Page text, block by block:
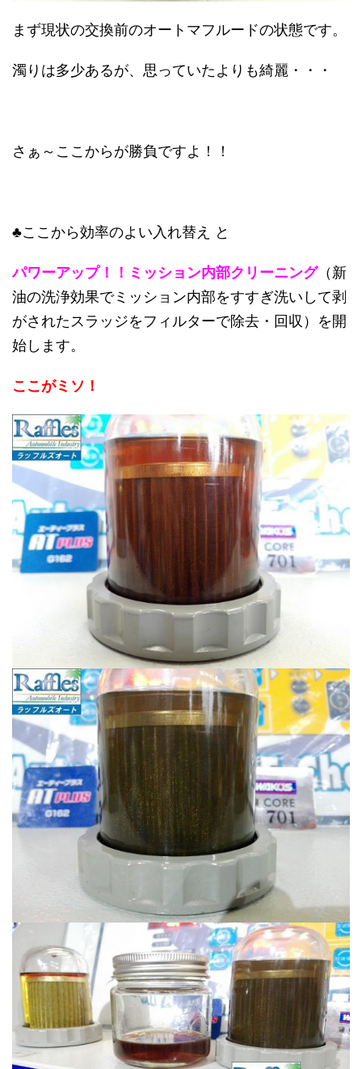
まず現状の交換前のオートマフルードの状態です。
濁りは多少あるが、思っていたよりも綺麗・・・
さぁ～ここからが勝負ですよ！！
♣ここから効率のよい入れ替え と
パワーアップ！！ミッション内部クリーニング（新
油の洗浄効果でミッション内部をすすぎ洗いして剥
がされたスラッジをフィルターで除去・回収）を開
始します。
ここがミソ！